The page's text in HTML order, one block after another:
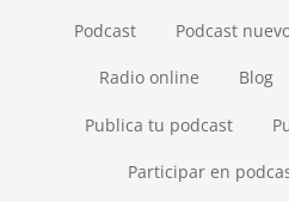
Podcast Podcast
Radio online Blog
Publica tu podcast
Participar en